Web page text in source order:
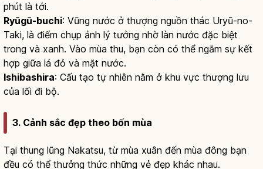
phút là tới.
Ryūgū-buchi: Vũng nước ở thượng nguồn thác Uryū-no-
Taki, là điểm chụp ảnh lý tưởng nhờ làn nước đặc biệt
trong và xanh. Vào mùa thu, bạn còn có thể ngắm sự kết
hợp giữa lá đỏ và mặt nước.
Ishibashira: Cấu tạo tự nhiên nằm ở khu vực thượng lưu
của lối đi bộ.
3. Cảnh sắc đẹp theo bốn mùa
Tại thung lũng Nakatsu, từ mùa xuân đến mùa đông bạn
đều có thể thưởng thức những vẻ đẹp khác nhau.